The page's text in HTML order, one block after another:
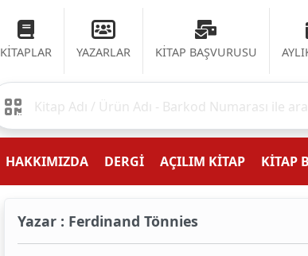
KİTAPLAR YAZARLAR KİTAP BAŞVURUSU
HAKKIMIZDA DERGİ AÇILIM KİTAP KİTAP
Yazar : Ferdinand Tönnies